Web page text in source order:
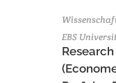
EBS